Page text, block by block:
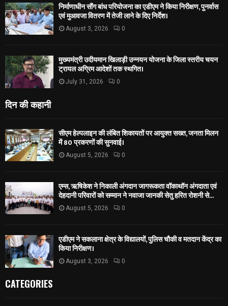
निर्माणाधीन सौंग बांध परियोजना का एडीएम ने किया निरीक्षण, पुनर्वास
एवं मुआवजा वितरण में तेजी लाने के दिए निर्देश।
August 3, 2026 0
मुख्यमंत्री उदीयमान खिलाड़ी उन्नयन योजना के जिला स्तरीय चयन
ट्रायल अग्रिम आदेशों तक स्थगित।
July 31, 2026 0
दिन की कहानी
सीएम हेल्पलाइन की लंबित शिकायतों पर आयुक्त सख्त, जनता मिलन
में 80 प्रकरणों की सुनवाई।
August 5, 2026 0
एम्स, ऋषिकेश ने निकाली अंगदान जागरूकता वॉकाथॉन अंगदाता एवं
देहदानी परिवारों को सम्मान ने नवाजा जानकी सेतु हरित रोशनी से...
August 5, 2026 0
एडीएम ने सकलाना क्षेत्र के विद्यालयों, पुलिस चौकी व मतदान केंद्र का
किया निरीक्षण।
August 3, 2026 0
CATEGORIES